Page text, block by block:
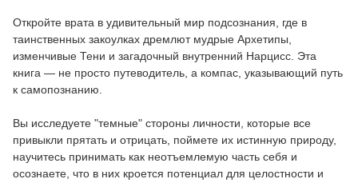
Откройте врата в удивительный мир подсознания, где в
таинственных закоулках дремлют мудрые Архетипы,
изменчивые Тени и загадочный внутренний Нарцисс. Эта
книга — не просто путеводитель, а компас, указывающий путь
к самопознанию.
Вы исследуете "темные" стороны личности, которые все
привыкли прятать и отрицать, поймете их истинную природу,
научитесь принимать как неотъемлемую часть себя и
осознаете, что в них кроется потенциал для целостности и